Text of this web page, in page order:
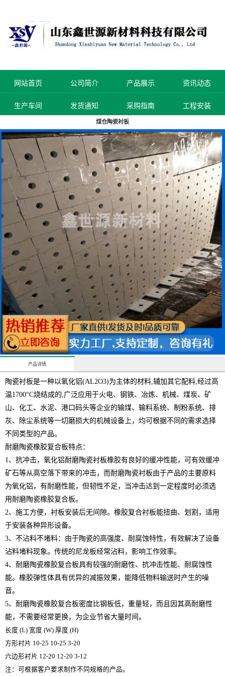
网站首页 公司简介 产品展示 资讯动态
生产车间 发货通知 采购指南 工程安装
煤仓陶瓷衬板
产品详情
陶瓷衬板是一种以氧化铝(AL2O3)为主体的材料,辅加其它配料,经过高
温1700°C烧结成的,广泛应用于火电、钢铁、冶炼、机械、煤炭、矿
山、化工、水泥、港口码头等企业的输煤、输料系统、制粉系统、排
灰、除尘系统等一切磨损大的机械设备上，均可根据不同的需求选择
不同类型的产品。
耐磨陶瓷橡胶复合板特点：
1、抗冲击，氧化铝耐磨陶瓷衬板橡胶有良好的缓冲性能，可有效缓冲
矿石等从高空落下带来的冲击，而耐磨陶瓷衬板由于产品的主要原料
为氧化铝，有耐磨性能，但韧性不足，当冲击达到一定程度时必须选
用耐磨陶瓷橡胶复合板。
2、施工方便，衬板安装后无间隙。橡胶复合衬板能扭曲、划割，适用
于安装各种异形设备。
3、不沾料不堵料：由于陶瓷的高强度、耐腐蚀特性，有效解决了设备
沾料堵料现象。传统的尼龙板经常沾料，影响工作效率。
4、耐磨陶瓷橡胶复合板具有较强的耐磨性、抗冲击性能、耐腐蚀性
能。橡胶弹性体具有优异的减振效果，能降低物料输送时产生的噪
音。
5、耐磨陶瓷橡胶复合板密度比钢板低，重量轻，而且因其高耐磨性
能，不需要经常更换，为企业节省大量时间。
长度 (L) 宽度 (W) 厚度 (H)
方形衬片 10-25 10-25 3-20
六边形衬片 12-20 12-20 3-12
注：可根据客户要求制作不同规格的产品。